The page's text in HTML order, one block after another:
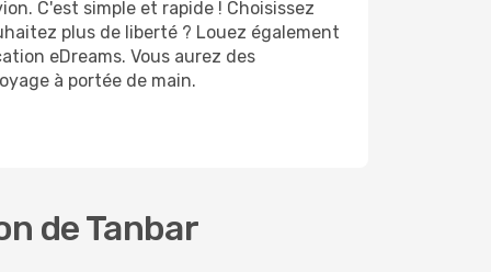
C'est simple et rapide ! Choisissez
plus de liberté ? Louez également
eDreams. Vous aurez des
à portée de main.
de Tanbar